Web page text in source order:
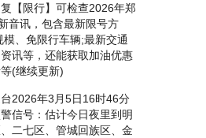
【限行】可检查2026年郑
音讯，包含最新限号方
、免限行车辆;最新交通
讯等，还能获取加油优惠
(继续更新)
年3月5日16时46分
信号：估计今日夜里到明
二七区、管城回族区、金